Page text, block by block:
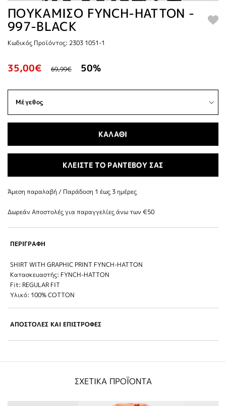
ΠΟΥΚΑΜΙΣΟ FYNCH-HATTON -
997-BLACK
Κωδικός Προϊόντος: 2303 1051-1
35,00€ 69,99€ 50%
ΚΑΛΑΘΙ
ΚΛΕΙΣΤΕ ΤΟ ΡΑΝΤΕΒΟΥ ΣΑΣ
Άμεση παραλαβή / Παράδoση 1 έως 3 ημέρες
Δωρεάν Αποστολές για παραγγελίες άνω των €50
ΠΕΡΙΓΡΑΦΗ
SHIRT WITH GRAPHIC PRINT FYNCH-HATTON
Κατασκευαστής: FYNCH-HATTON
Fit: REGULAR FIT
Υλικό: 100% COTTON
ΑΠΟΣΤΟΛΕΣ ΚΑΙ ΕΠΙΣΤΡΟΦΕΣ
ΣΧΕΤΙΚΑ ΠΡΟΪΟΝΤΑ